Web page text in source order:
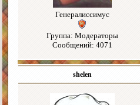
Генералиссимус
Группа: Модераторы
Сообщений: 4071
shelen